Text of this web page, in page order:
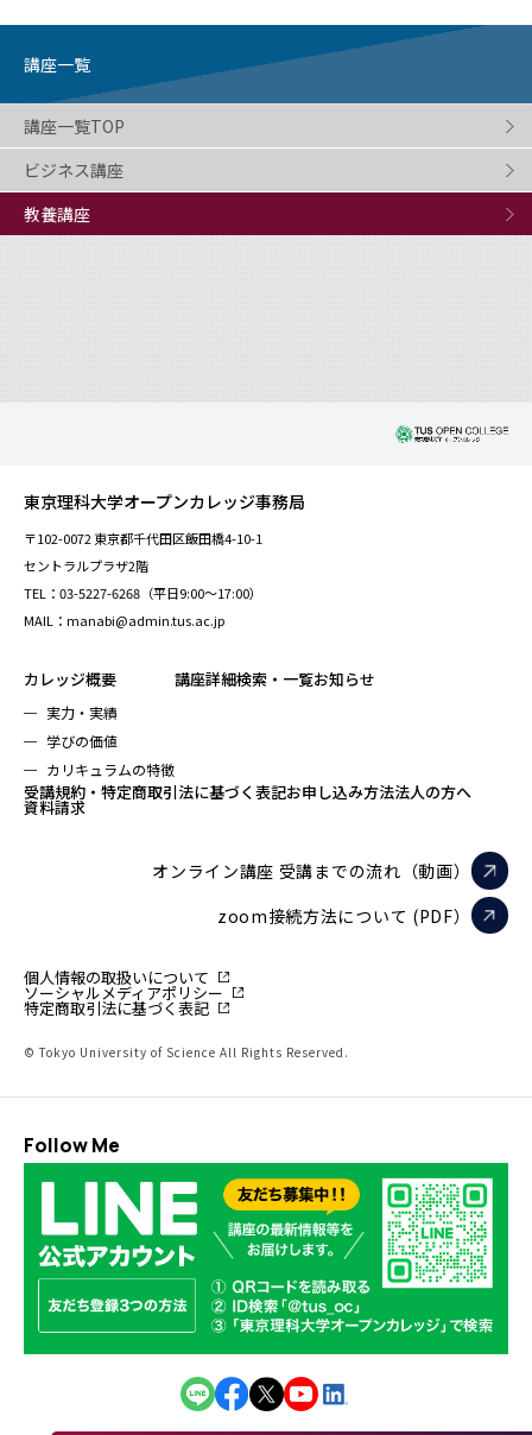
講座一覧
講座一覧TOP
ビジネス講座
教養講座
東京理科大学オープンカレッジ事務局
〒102-0072 東京都千代田区飯田橋4-10-1
セントラルプラザ2階
TEL：03-5227-6268（平日9:00～17:00）
MAIL：manabi@admin.tus.ac.jp
カレッジ概要
実力・実績
学びの価値
カリキュラムの特徴
講座詳細検索・一覧お知らせ
受講規約・特定商取引法に基づく表記お申し込み方法法人の方へ
資料請求
オンライン講座 受講までの流れ（動画）
zoom接続方法について (PDF）
個人情報の取扱いについて
ソーシャルメディアポリシー
特定商取引法に基づく表記
© Tokyo University of Science All Rights Reserved.
Follow Me